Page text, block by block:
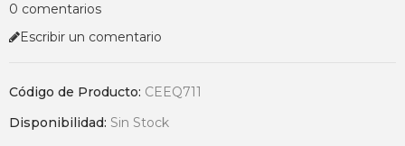
0 comentarios
Escribir un comentario
Código de Producto: CEEQ711
Disponibilidad: Sin Stock